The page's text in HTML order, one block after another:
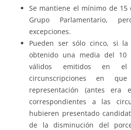
Se mantiene el mínimo de
Grupo Parlamentario,
excepciones.
Pueden ser sólo cinco, si
obtenido una media del 10
válidos emitidos en
circunscripciones en
representación (antes
correspondientes a las
hubieren presentado
de la disminución del